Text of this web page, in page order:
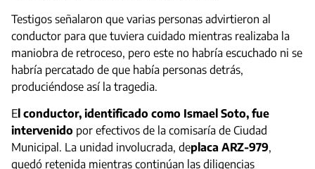
Testigos señalaron que varias personas advirtieron al
conductor para que tuviera cuidado mientras realizaba la
maniobra de retroceso, pero este no habría escuchado ni se
habría percatado de que había personas detrás,
produciéndose así la tragedia.
E l conductor, identificado como Ismael Soto, fue
intervenido por efectivos de la comisaría de Ciudad
Municipal. La unidad involucrada, deplaca ARZ-979,
quedó retenida mientras continúan las diligencias